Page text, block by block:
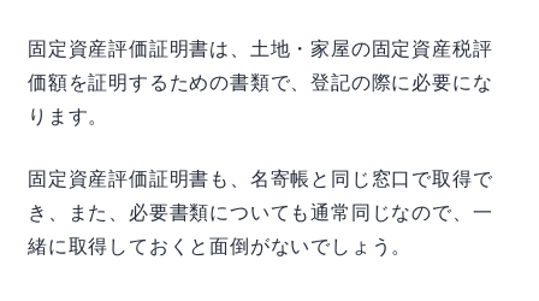
固定資産評価証明書は、土地・家屋の固定資産税評
価額を証明するための書類で、登記の際に必要にな
ります。
固定資産評価証明書も、名寄帳と同じ窓口で取得で
き、また、必要書類についても通常同じなので、一
緒に取得しておくと面倒がないでしょう。